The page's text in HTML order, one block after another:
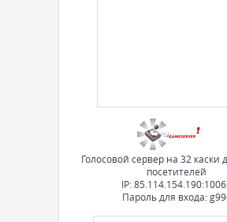
Голосовой сервер на 32 каски
посетителей
IP:
Пароль для входа: